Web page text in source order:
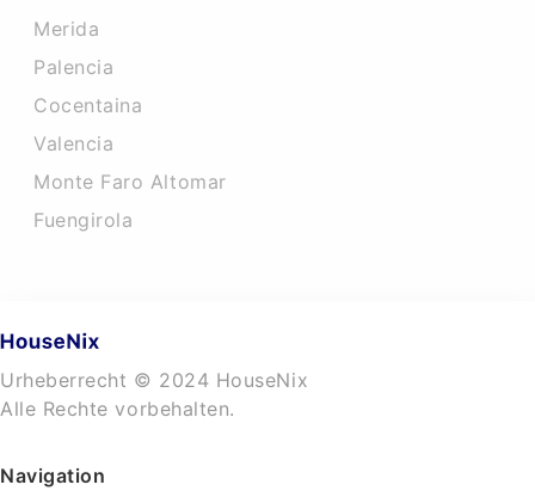
Merida
Palencia
Cocentaina
Valencia
Monte Faro Altomar
Fuengirola
Urheberrecht © 2024 HouseNix
Alle Rechte vorbehalten.
Navigation